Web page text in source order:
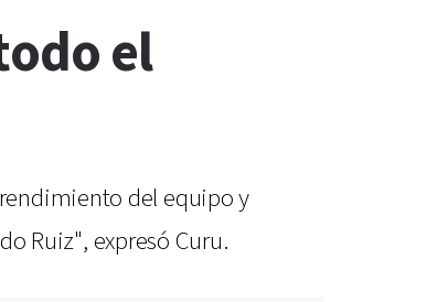
el
del equipo y
Ruiz", expresó Curu.